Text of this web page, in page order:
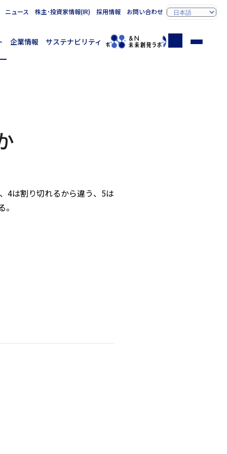
企業情報 サステナビリティ
ニュース 株主･投資家情報(IR) 採用情報 お問い合わせ
4は割り切れるから違う、5は